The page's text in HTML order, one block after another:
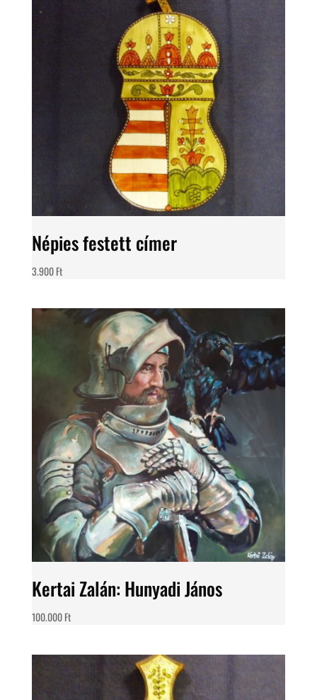
Népies festett címer
3.900Ft
Kertai Zalán: Hunyadi János
100.000Ft